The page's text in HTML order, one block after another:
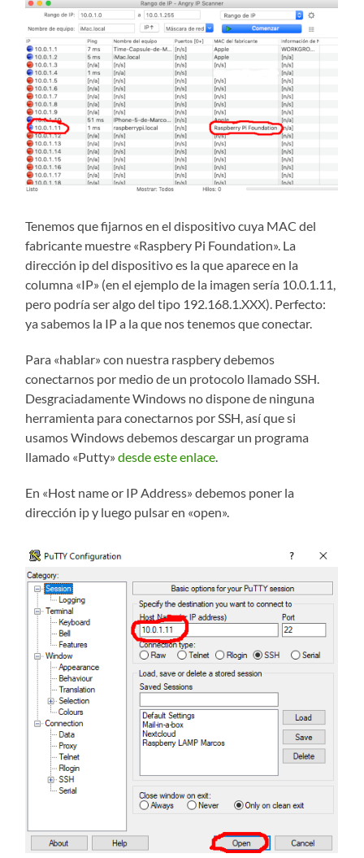
Tenemos que fijarnos en el dispositivo cuya MAC del
fabricante muestre «Raspbery Pi Foundation». La
dirección ip del dispositivo es la que aparece en la
columna «IP» (en el ejemplo de la imagen sería 10.0.1.11,
pero podría ser algo del tipo 192.168.1.XXX). Perfecto:
ya sabemos la IP a la que nos tenemos que conectar.
Para «hablar» con nuestra raspbery debemos
conectarnos por medio de un protocolo llamado SSH.
Desgraciadamente Windows no dispone de ninguna
herramienta para conectarnos por SSH, así que si
usamos Windows debemos descargar un programa
llamado «Putty»desde este enlace.
En «Host name or IP Address» debemos poner la
dirección ip y luego pulsar en «open».